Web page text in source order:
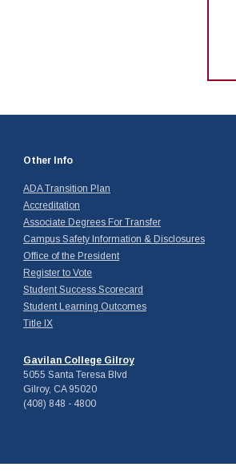
Other Info
ADA Transition Plan
Accreditation
Associate Degrees For Transfer
Campus Safety Information & Disclosures
Office of the President
Register to Vote
Student Success Scorecard
Student Learning Outcomes
Title IX
Gavilan College Gilroy
5055 Santa Teresa Blvd
Gilroy, CA 95020
(408) 848 - 4800